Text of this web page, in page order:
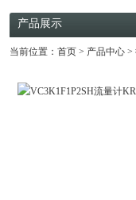
产品展示
当前位置： 首页 > 产品中心 >